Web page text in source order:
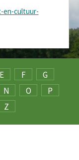
en-cultuur-
E F
G
N O
P
Z